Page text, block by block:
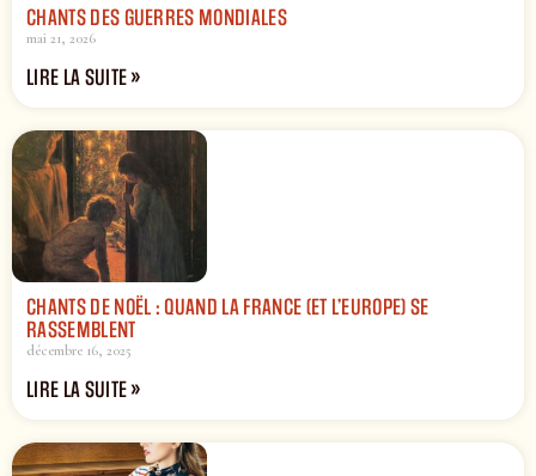
CHANTS DES GUERRES MONDIALES
mai 21, 2026
LIRE LA SUITE »
CHANTS DE NOËL : QUAND LA FRANCE (ET L’EUROPE) SE
RASSEMBLENT
décembre 16, 2025
LIRE LA SUITE »